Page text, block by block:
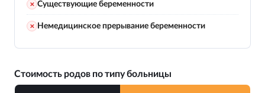
✕ Существующие беременности
✕ Немедицинское прерывание беременности
Стоимость родов по типу больницы